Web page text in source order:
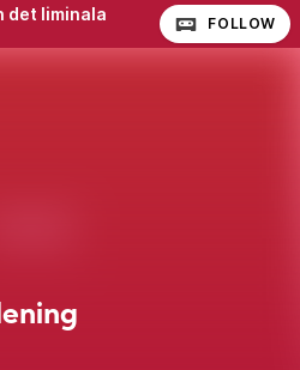
det liminala FOLLOW